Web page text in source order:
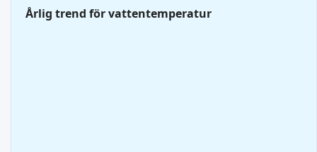
Årlig trend för vattentemperatur